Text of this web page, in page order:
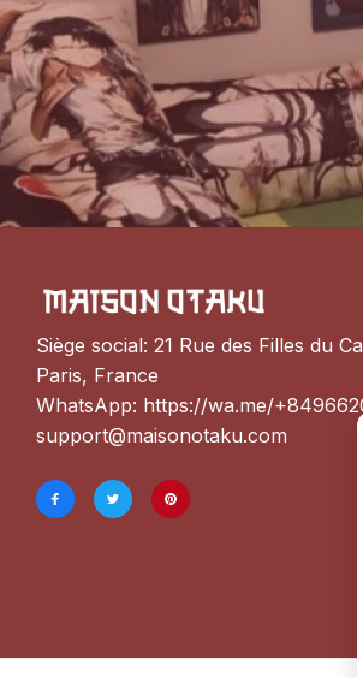
Siège social: 21 Rue des Filles du
Paris, France
WhatsApp: https://wa.me/
support@maisonotaku.com